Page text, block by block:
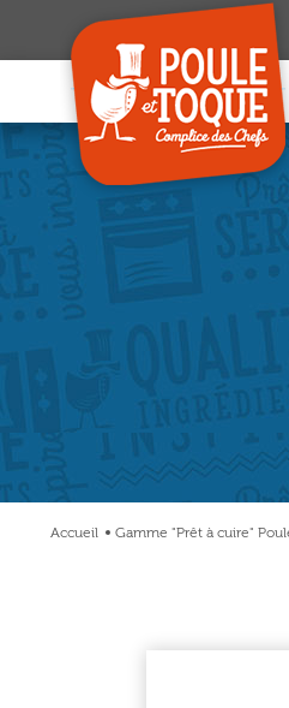
Accueil Gamme "Prêt à cuire"
site et
pouvez
cliquant
page
services
lecture
bon
Charte